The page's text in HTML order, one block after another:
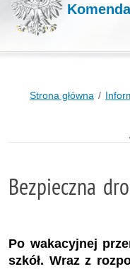
Strona główna
Bezpieczna
Po wakacyjnej
szkół. Wraz z